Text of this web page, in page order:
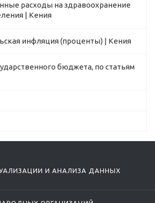
расходы на здравоохранение
| Кения
инфляция (проценты) | Кения
бюджета, по статьям
И АНАЛИЗА ДАННЫХ